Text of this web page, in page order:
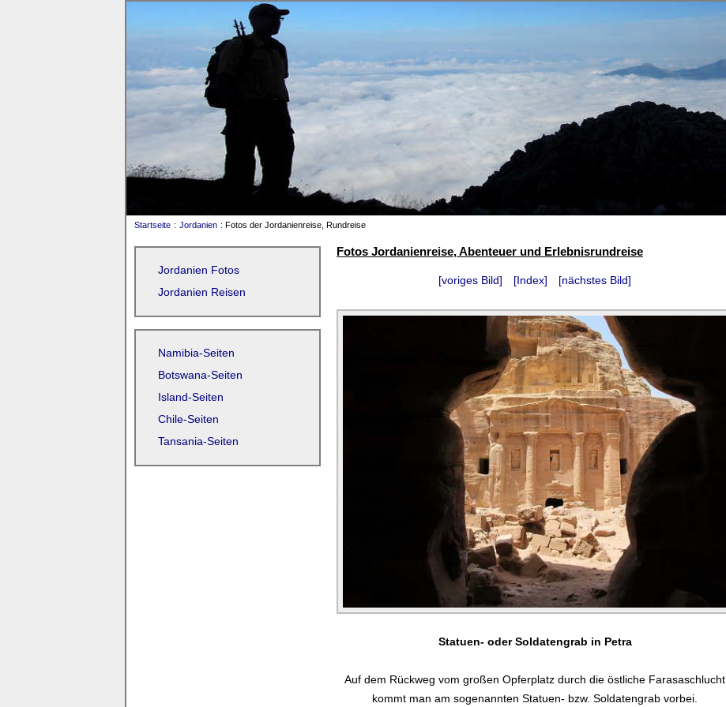
Startseite : Jordanien : Fotos der Jordanienreise, Rundreise
Fotos Jordanienreise, Abenteuer und Erlebnisrundreise
[voriges Bild] [Index] [nächstes Bild]
Statuen- oder Soldatengrab in Petra
Auf dem Rückweg vom großen Opferplatz durch die östliche Farasaschlucht
kommt man am sogenannten Statuen- bzw. Soldatengrab vorbei.
Jordanien Fotos
Jordanien Reisen
Namibia-Seiten
Botswana-Seiten
Island-Seiten
Chile-Seiten
Tansania-Seiten